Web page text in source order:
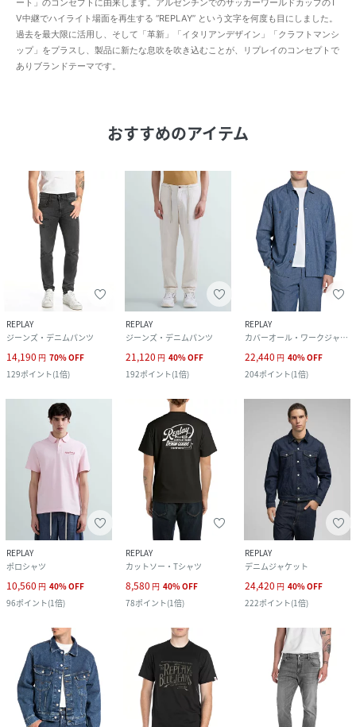
V中継でハイライト場面を再生する “REPLAY” という文字を何度も目にしました。
過去を最大限に活用し、そして「革新」「イタリアンデザイン」「クラフトマンシ
ップ」をプラスし、製品に新たな息吹を吹き込むことが、リプレイのコンセプトで
ありブランドテーマです。
おすすめのアイテム
REPLAY
ジーンズ・デニムパンツ
14,190 円 70%OFF
129ポイント(1倍)
REPLAY
ジーンズ・デニムパンツ
21,120 円 40%OFF
192ポイント(1倍)
REPLAY
カバーオール・ワークジャケット
22,440 円 40%OFF
204ポイント(1倍)
REPLAY
ポロシャツ
10,560 円 40%OFF
96ポイント(1倍)
REPLAY
カットソー・Tシャツ
8,580 円 40%OFF
78ポイント(1倍)
REPLAY
デニムジャケット
24,420 円 40%OFF
222ポイント(1倍)